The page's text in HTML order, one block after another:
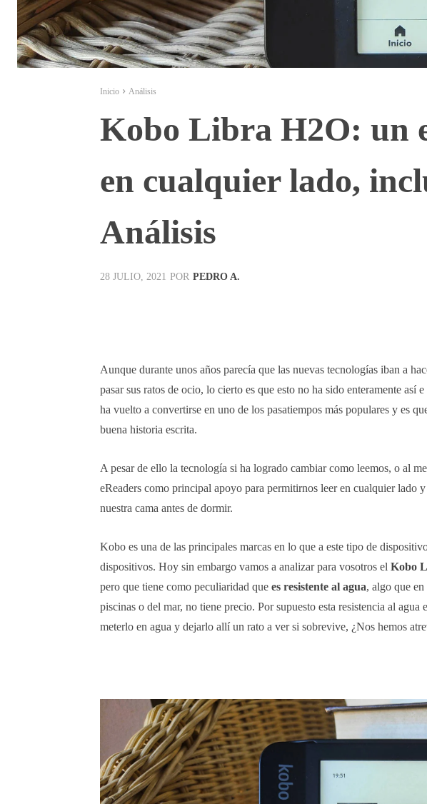
Inicio Análisis
Kobo Libra H2O: un
en cualquier lado,
Análisis
28 JULIO, 2021 POR PEDRO A.
Aunque durante unos años parecía que las nuevas tecnologías iban a
pasar sus ratos de ocio, lo cierto es que esto no ha sido enteramente
ha vuelto a convertirse en uno de los pasatiempos más populares y es
buena historia escrita.
A pesar de ello la tecnología si ha logrado cambiar como leemos, o al
eReaders como principal apoyo para permitirnos leer en cualquier lado
nuestra cama antes de dormir.
Kobo es una de las principales marcas en lo que a este tipo de
dispositivos. Hoy sin embargo vamos a analizar para vosotros el Kobo
pero que tiene como peculiaridad que es resistente al agua, algo que en
piscinas o del mar, no tiene precio. Por supuesto esta resistencia al
meterlo en agua y dejarlo allí un rato a ver si sobrevive, ¿Nos hemos